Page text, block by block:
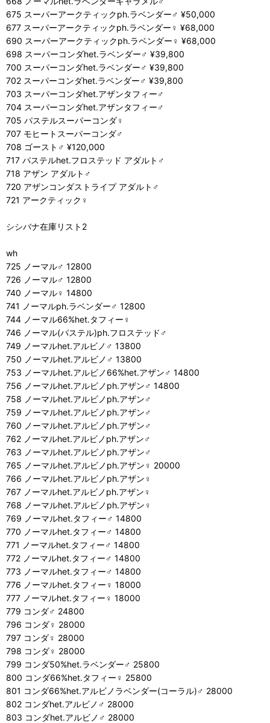
675 スーパーアークティックph.ラベンダー♂ ¥50,000
677 スーパーアークティックph.ラベンダー♀ ¥68,000
690 スーパーアークティックph.ラベンダー♀ ¥68,000
698 スーパーコンダhet.ラベンダー♂ ¥39,800
700 スーパーコンダhet.ラベンダー♂ ¥39,800
702 スーパーコンダhet.ラベンダー♂ ¥39,800
703 スーパーコンダhet.アザンタフィー♂
704 スーパーコンダhet.アザンタフィー♂
705 パステルスーパーコンダ♀
707 モヒートスーパーコンダ♂
708 ゴースト♂ ¥120,000
717 パステルhet.フロステッド アダルト♂
718 アザン アダルト♂
720 アザンコンダストライプ アダルト♂
721 アークティック♀
シシバナ在庫リスト2
wh
725 ノーマル♂ 12800
726 ノーマル♂ 12800
740 ノーマル♀ 14800
741 ノーマルph.ラベンダー♂ 12800
744 ノーマル66%het.タフィー♀
746 ノーマル(パステル)ph.フロステッド♂
749 ノーマルhet.アルビノ♂ 13800
750 ノーマルhet.アルビノ♂ 13800
753 ノーマルhet.アルビノ66%het.アザン♂ 14800
756 ノーマルhet.アルビノph.アザン♂ 14800
758 ノーマルhet.アルビノph.アザン♂
759 ノーマルhet.アルビノph.アザン♂
760 ノーマルhet.アルビノph.アザン♂
762 ノーマルhet.アルビノph.アザン♂
763 ノーマルhet.アルビノph.アザン♂
765 ノーマルhet.アルビノph.アザン♀ 20000
766 ノーマルhet.アルビノph.アザン♀
767 ノーマルhet.アルビノph.アザン♀
768 ノーマルhet.アルビノph.アザン♀
769 ノーマルhet.タフィー♂ 14800
770 ノーマルhet.タフィー♂ 14800
771 ノーマルhet.タフィー♂ 14800
772 ノーマルhet.タフィー♂ 14800
773 ノーマルhet.タフィー♂ 14800
776 ノーマルhet.タフィー♀ 18000
777 ノーマルhet.タフィー♀ 18000
779 コンダ♂ 24800
796 コンダ♀ 28000
797 コンダ♀ 28000
798 コンダ♀ 28000
799 コンダ50%het.ラベンダー♂ 25800
800 コンダ66%het.タフィー♀ 25800
801 コンダ66%het.アルビノラベンダー(コーラル)♂ 28000
802 コンダhet.アルビノ♂ 28000
803 コンダhet.アルビノ♂ 28000